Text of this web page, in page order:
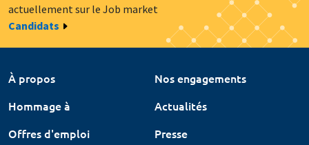
actuellement sur le Job market
Candidats
À propos
Nos engagements
Hommage à
Actualités
Offres d'emploi
Presse